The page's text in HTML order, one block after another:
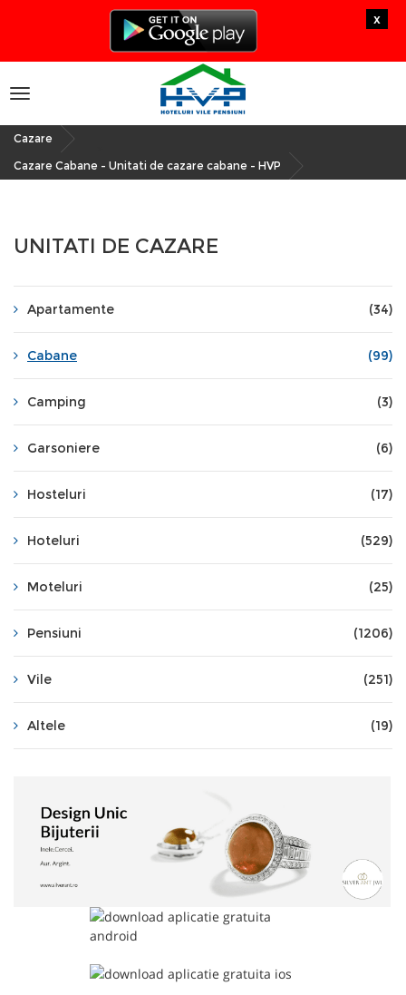
x
Toggle
navigation
Cazare
Cazare Cabane - Unitati de cazare cabane - HVP
UNITATI DE CAZARE
Apartamente (34)
Cabane (99)
Camping (3)
Garsoniere (6)
Hosteluri (17)
Hoteluri (529)
Moteluri (25)
Pensiuni (1206)
Vile (251)
Altele (19)